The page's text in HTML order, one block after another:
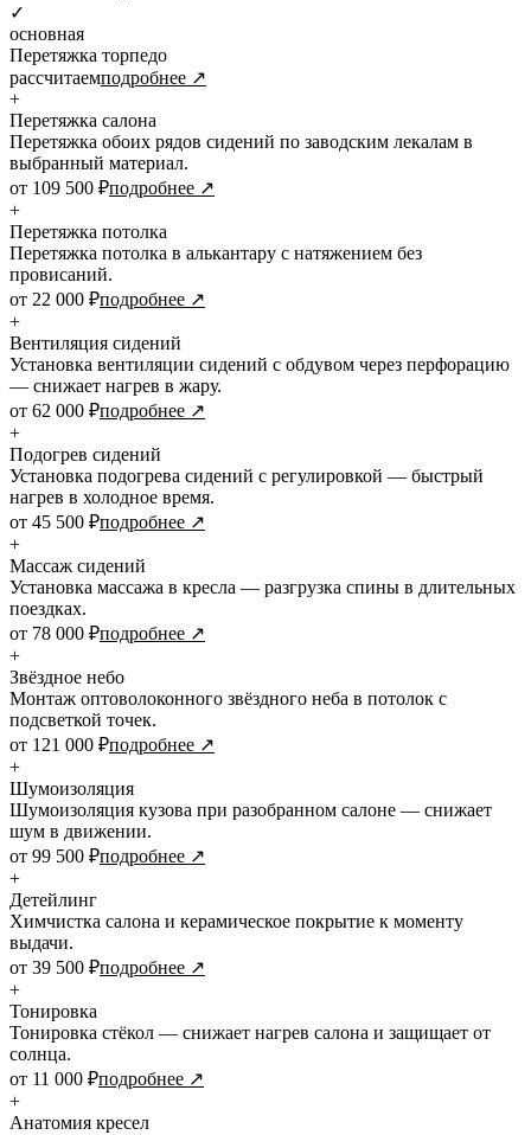
✓
основная
Перетяжка торпедо
рассчитаемподробнее ↗
+
Перетяжка салона
Перетяжка обоих рядов сидений по заводским лекалам в
выбранный материал.
от 109 500 ₽подробнее ↗
+
Перетяжка потолка
Перетяжка потолка в алькантару с натяжением без
провисаний.
от 22 000 ₽подробнее ↗
+
Вентиляция сидений
Установка вентиляции сидений с обдувом через перфорацию
— снижает нагрев в жару.
от 62 000 ₽подробнее ↗
+
Подогрев сидений
Установка подогрева сидений с регулировкой — быстрый
нагрев в холодное время.
от 45 500 ₽подробнее ↗
+
Массаж сидений
Установка массажа в кресла — разгрузка спины в длительных
поездках.
от 78 000 ₽подробнее ↗
+
Звёздное небо
Монтаж оптоволоконного звёздного неба в потолок с
подсветкой точек.
от 121 000 ₽подробнее ↗
+
Шумоизоляция
Шумоизоляция кузова при разобранном салоне — снижает
шум в движении.
от 99 500 ₽подробнее ↗
+
Детейлинг
Химчистка салона и керамическое покрытие к моменту
выдачи.
от 39 500 ₽подробнее ↗
+
Тонировка
Тонировка стёкол — снижает нагрев салона и защищает от
солнца.
от 11 000 ₽подробнее ↗
+
Анатомия кресел